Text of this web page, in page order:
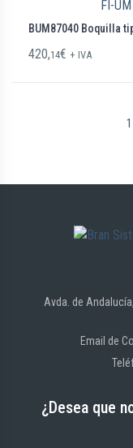
BUM87040 Boquilla
420,14€ + IVA
Avda. de
Email de
¿Desea que